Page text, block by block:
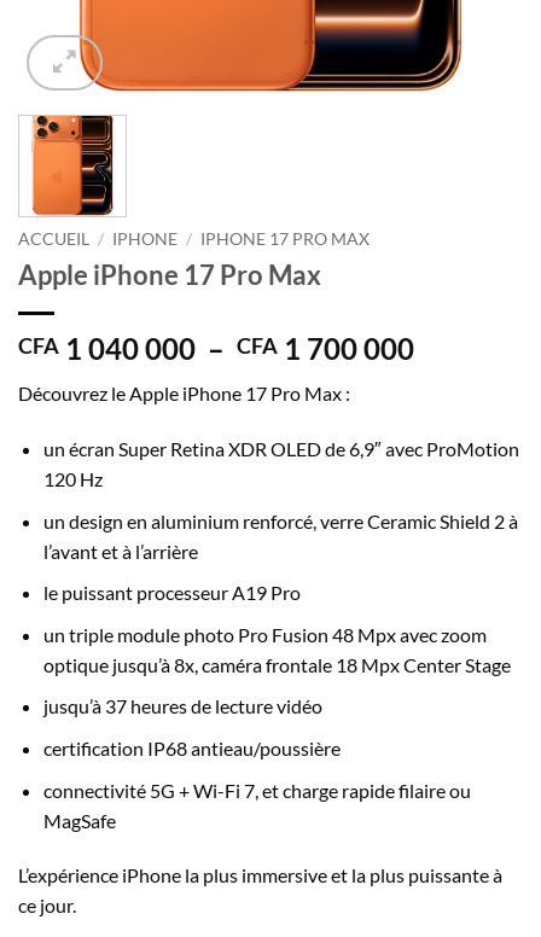
ACCUEIL / IPHONE / IPHONE 17 PRO MAX
Apple iPhone 17 Pro Max
CFA 1 040 000 – CFA 1 700 000Plage
CFA 1
040
à
Découvrez le Apple iPhone 17 Pro Max :
un écran Super Retina XDR OLED de 6,9″ avec ProMotion
120 Hz
un design en aluminium renforcé, verre Ceramic Shield 2 à
l’avant et à l’arrière
le puissant processeur A19 Pro
un triple module photo Pro Fusion 48 Mpx avec zoom
optique jusqu’à 8x, caméra frontale 18 Mpx Center Stage
jusqu’à 37 heures de lecture vidéo
certification IP68 antieau/poussière
connectivité 5G + Wi-Fi 7, et charge rapide filaire ou
MagSafe
L’expérience iPhone la plus immersive et la plus puissante à
ce jour.